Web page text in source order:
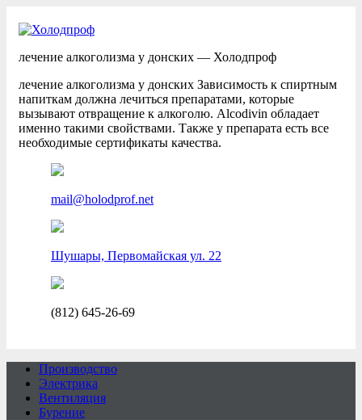
лечение алкоголизма у донских — Холодпроф
лечение алкоголизма у донских Зависимость к спиртным
напиткам должна лечиться препаратами, которые
вызывают отвращение к алкоголю. Alcodivin обладает
именно такими свойствами. Также у препарата есть все
необходимые сертификаты качества.
mail@holodprof.net
Шушары, Первомайская ул. 22
(812) 645-26-69
Производство
Электрика
Вентиляция
Бурение